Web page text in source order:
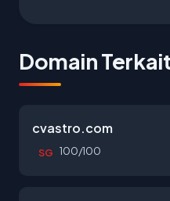
Domain
cvastro.com
SG 100/100